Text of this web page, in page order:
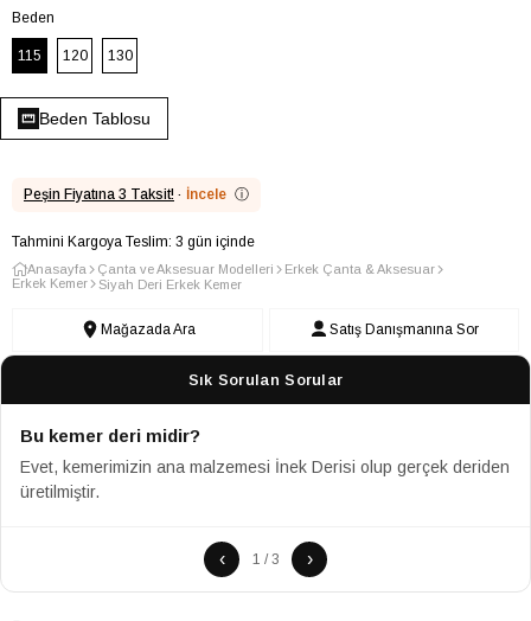
Beden
115 120 130
Beden Tablosu
Peşin Fiyatına 3 Taksit! · İncele ⓘ
Tahmini Kargoya Teslim: 3 gün içinde
Anasayfa Çanta ve Aksesuar Modelleri
Erkek Çanta & Aksesuar
Erkek Kemer
Siyah Deri Erkek Kemer
Mağazada Ara Satış Danışmanına Sor
Sık Sorulan Sorular
Bu kemer deri midir?
Evet, kemerimizin ana malzemesi İnek Derisi olup gerçek deriden
üretilmiştir.
‹ 1 / 3 ›